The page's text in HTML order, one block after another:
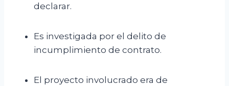
declarar.
Es investigada por el delito de
incumplimiento de contrato.
El proyecto involucrado era de